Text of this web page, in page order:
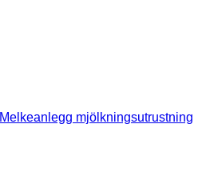
Melkeanlegg mjölkningsutrustning